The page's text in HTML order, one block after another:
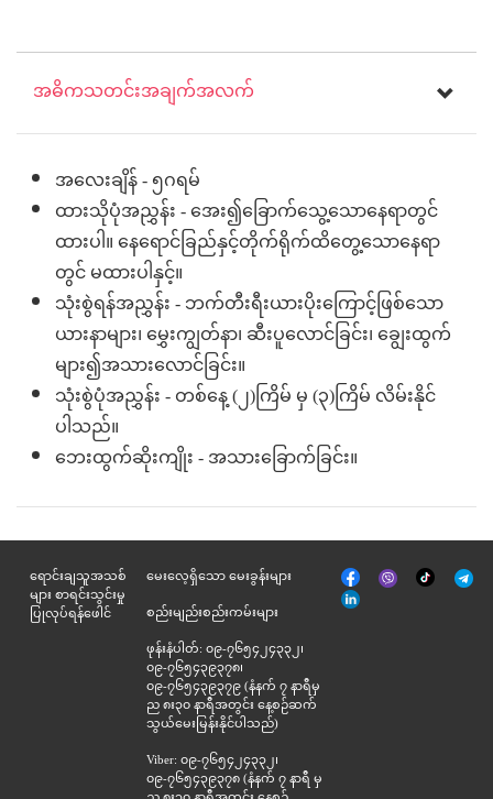
အဓိကသတင်းအချက်အလက်
အလေးချိန် - ၅ဂရမ်
ထားသိုပုံအညွှန်း - အေး၍ခြောက်သွေ့သောနေရာတွင်
ထားပါ။ နေရောင်ခြည်နှင့်တိုက်ရိုက်ထိတွေ့သောနေရာ
တွင် မထားပါနှင့်။
သုံးစွဲရန်အညွှန်း - ဘက်တီးရီးယားပိုးကြောင့်ဖြစ်သော
ယားနာများ၊ မွှေးကျွတ်နာ၊ ဆီးပူလောင်ခြင်း၊ ချွေးထွက်
များ၍အသားလောင်ခြင်း။
သုံးစွဲပုံအညွှန်း - တစ်နေ့ (၂)ကြိမ် မှ (၃)ကြိမ် လိမ်းနိုင်
ပါသည်။
ဘေးထွက်ဆိုးကျိုး - အသားခြောက်ခြင်း။
ရောင်းချသူအသစ်
များ စာရင်းသွင်းမှု
ပြုလုပ်ရန်ဖေါင်
မေးလေ့ရှိသော မေးခွန်းများ
စည်းမျည်းစည်းကမ်းများ
ဖုန်းနံပါတ်: ၀၉-၇၆၅၄၂၄၃၃၂၊
၀၉-၇၆၅၄၃၉၃၇၈၊
၀၉-၇၆၅၄၃၉၃၇၉ (နံနက် ၇ နာရီမှ
ည ၈း၃၀ နာရီအတွင်း နေ့စဉ်ဆက်
သွယ်မေးမြန်းနိုင်ပါသည်)
Viber: ၀၉-၇၆၅၄၂၄၃၃၂၊
၀၉-၇၆၅၄၃၉၃၇၈ (နံနက် ၇ နာရီ မှ
မျက်နှာစာ
အုပ်
Viber Tik
Tok
နှင့်
ဆက်စပ်